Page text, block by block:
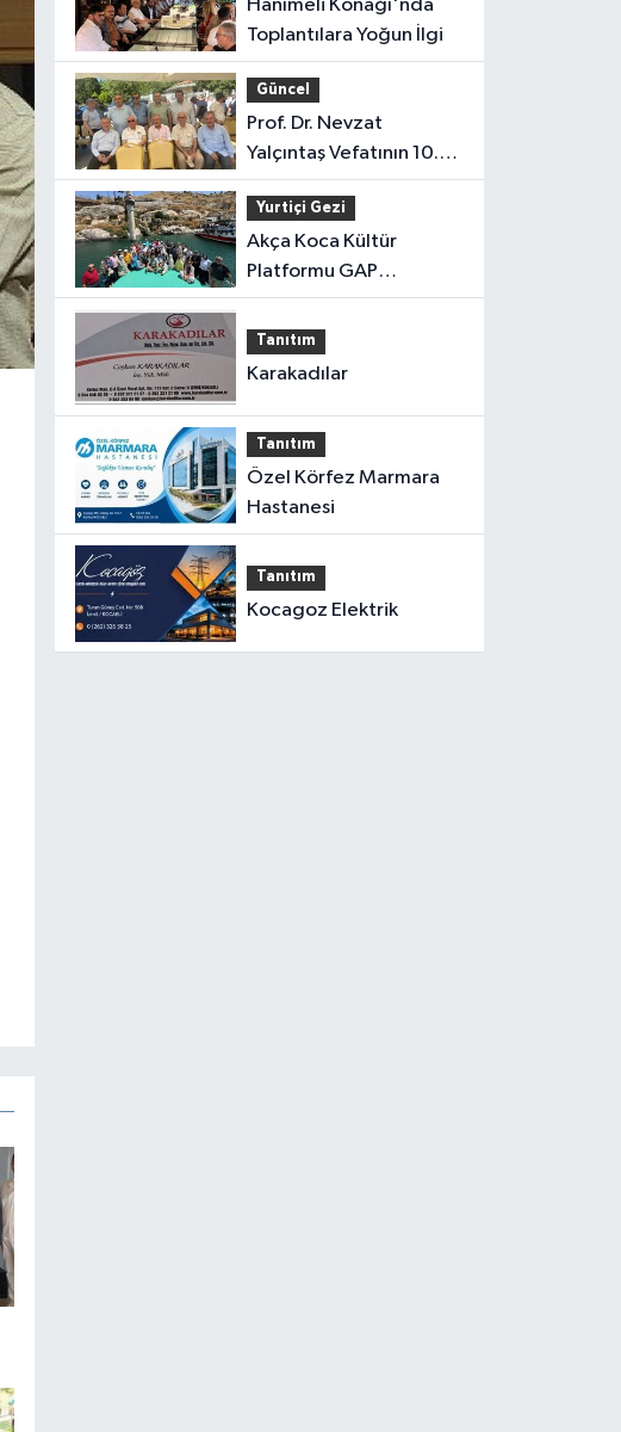
Hanımeli Konağı'nda
Toplantılara Yoğun İlgi
Güncel
Prof. Dr. Nevzat
Yalçıntaş Vefatının 10.
Yılında Anıldı
Yurtiçi Gezi
Akça Koca Kültür
Platformu GAP
Gezisinden Döndü
Tanıtım
Karakadılar
Tanıtım
Özel Körfez Marmara
Hastanesi
Tanıtım
Kocagoz Elektrik